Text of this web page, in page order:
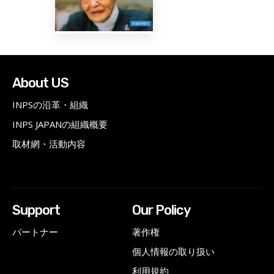
About US
INPSの沿革・組織
INPS JAPANの組織概要
取材網・活動内容
Support
パートナー
Our Policy
著作権
個人情報の取り扱い
利用規約